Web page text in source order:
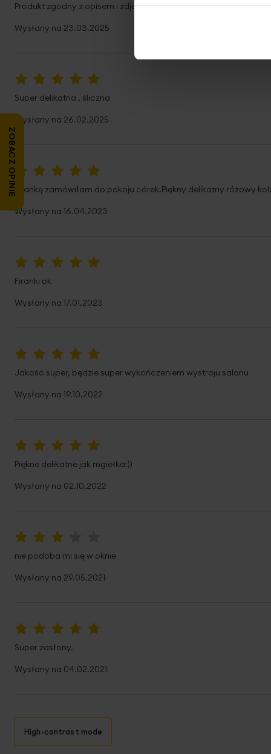
Produkt zgodny z opisem i zdjęciami.
Wysłany na 23.03.2025
Super delikatna , śliczna
Wysłany na 26.02.2025
100%
Firankę zamówiłam do pokoju córek.Piękny delikatny różowy
Wysłany na 16.04.2023
Firanki ok
Wysłany na 17.01.2023
Jakość super, będzie super wykończeniem wystroju salonu
Wysłany na 19.10.2022
Piękne delikatne jak mgiełka:))
Wysłany na 02.10.2022
nie podoba mi się w oknie
Wysłany na 29.05.2021
Super zasłony.
Wysłany na 04.02.2021
High-contrast mode
ZOBACZ OPINIE